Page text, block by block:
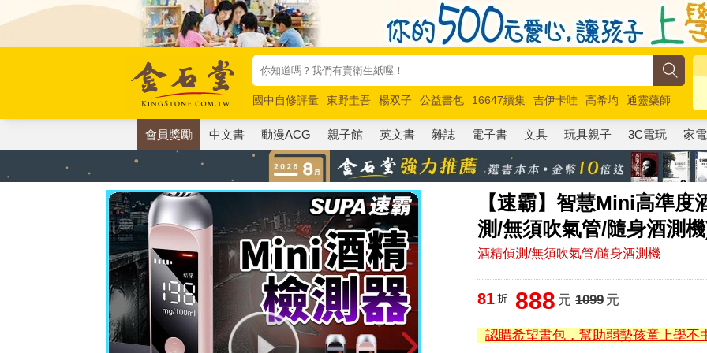
國中自修評量 東野圭吾 楊双子 公益書包 16647續集 吉伊卡哇 高希均
通靈藥師
唯紅花綻放
奧德賽 路邊攤新作 馬斯克 玩具總動員5 超慢跑
會員獎勵 中文書 動漫ACG 親子館 英文書 雜誌 電子書 文具 玩具親子 3C電玩 家電
【速霸】智慧Mini高準
測/無須吹氣管/隨身酒測
酒精偵測/無須吹氣管/隨身酒測機
81 折 888 元 1099元
認購希望書包，幫助弱勢孩童上學不